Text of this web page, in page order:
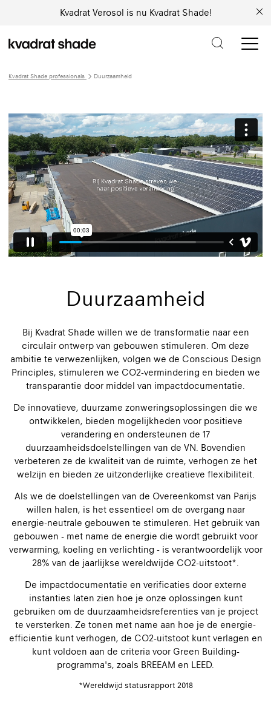
Kvadrat Verosol is nu Kvadrat Shade!
Kvadrat Shade professionals Duurzaamheid
Duurzaamheid
Bij Kvadrat Shade willen we de transformatie naar een
circulair ontwerp van gebouwen stimuleren. Om deze
ambitie te verwezenlijken, volgen we de Conscious Design
Principles, stimuleren we CO2-vermindering en bieden we
transparantie door middel van impactdocumentatie.
De innovatieve, duurzame zonweringsoplossingen die we
ontwikkelen, bieden mogelijkheden voor positieve
verandering en ondersteunen de 17
duurzaamheidsdoelstellingen van de VN. Bovendien
verbeteren ze de kwaliteit van de ruimte, verhogen ze het
welzijn en bieden ze uitzonderlijke creatieve flexibiliteit.
Als we de doelstellingen van de Overeenkomst van Parijs
willen halen, is het essentieel om de overgang naar
energie-neutrale gebouwen te stimuleren. Het gebruik van
gebouwen - met name de energie die wordt gebruikt voor
verwarming, koeling en verlichting - is verantwoordelijk voor
28% van de jaarlijkse wereldwijde CO2-uitstoot*.
De impactdocumentatie en verificaties door externe
instanties laten zien hoe je onze oplossingen kunt
gebruiken om de duurzaamheidsreferenties van je project
te versterken. Ze tonen met name aan hoe je de energie-
efficiëntie kunt verhogen, de CO2-uitstoot kunt verlagen en
kunt voldoen aan de criteria voor Green Building-
programma's, zoals BREEAM en LEED.
*Wereldwijd statusrapport 2018